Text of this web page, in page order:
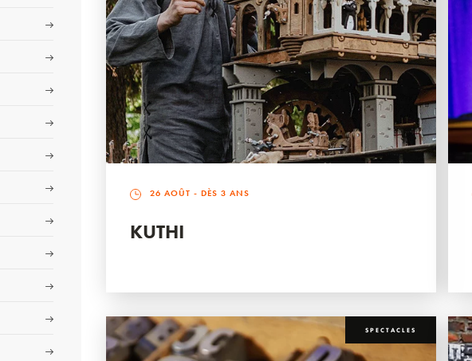
26 AOÛT - DÈS 3 ANS
KUTHI
SPECTACLES